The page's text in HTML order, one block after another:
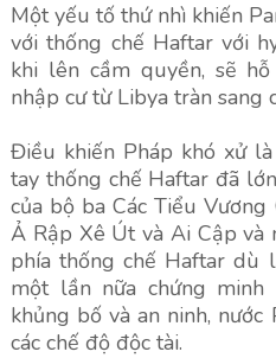
Một yếu tố thứ nhì khiến
với thống chế Haftar với
khi lên cầm quyền, sẽ
nhập cư từ Libya tràn sang
Điều khiến Pháp khó xử
tay thống chế Haftar đã
của bộ ba Các Tiểu
Ả Rập Xê Út và Ai Cập và
phía thống chế Haftar dù
một lần nữa chứng
khủng bố và an ninh,
các chế độ độc tài.